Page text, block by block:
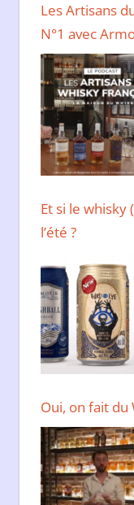
Les Artisans
N°1 avec
Et si le whisky
l’été ?
Oui, on fait du